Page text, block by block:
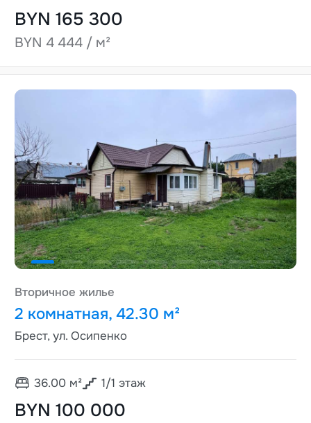
BYN 165 300
BYN 4 444 / м²
Вторичное жилье
2 комнатная, 42.30 м²
Брест, ул. Осипенко
36.00м² 1/1 этаж
BYN 100 000